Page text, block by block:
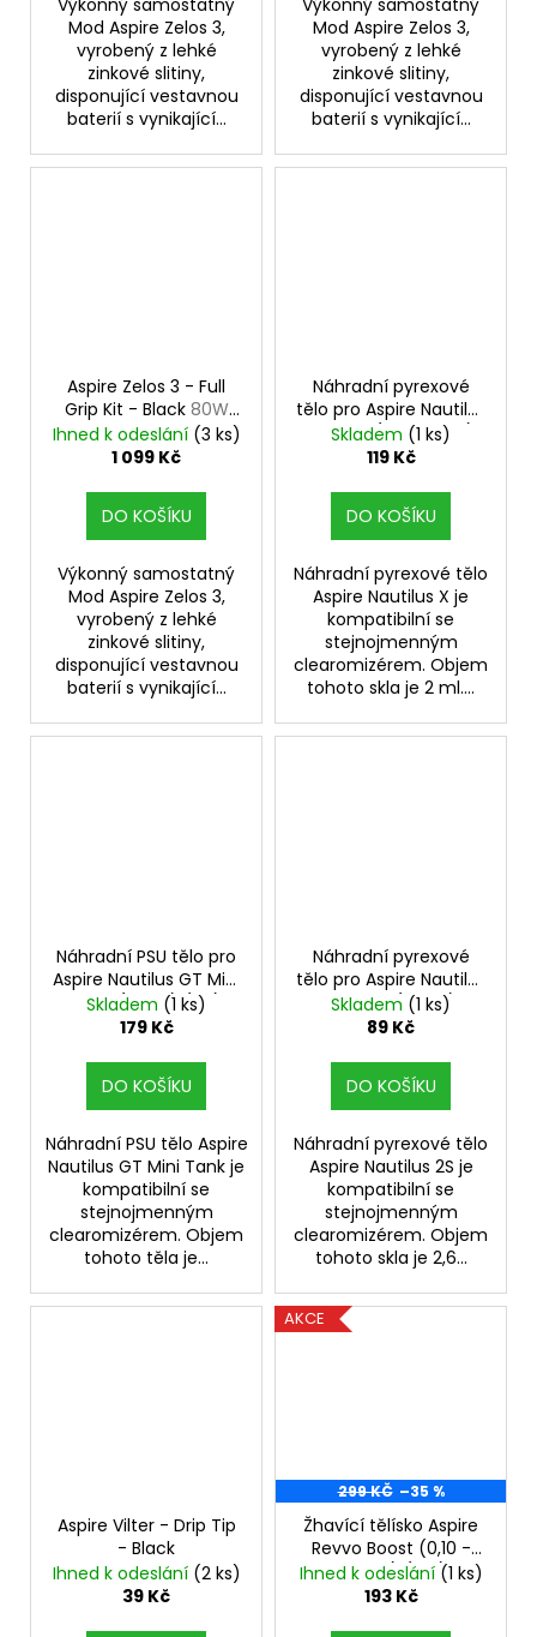
Mod Aspire Zelos 3,
vyrobený z lehké
zinkové slitiny,
disponující vestavnou
baterií s vynikající...
Mod Aspire Zelos 3,
vyrobený z lehké
zinkové slitiny,
disponující vestavnou
baterií s vynikající...
Aspire Zelos 3 - Full
Grip Kit - Black 80W
Mod, 3200mAh
Ihned k odeslání (3 ks)
1 099 Kč
DO KOŠÍKU
Výkonný samostatný
Mod Aspire Zelos 3,
vyrobený z lehké
zinkové slitiny,
disponující vestavnou
baterií s vynikající...
Náhradní pyrexové
tělo pro Aspire Nautilus
X - 2ml (Průhledné)
Skladem (1 ks)
119 Kč
DO KOŠÍKU
Náhradní pyrexové tělo
Aspire Nautilus X je
kompatibilní se
stejnojmenným
clearomizérem. Objem
tohoto skla je 2 ml....
Náhradní PSU tělo pro
Aspire Nautilus GT Mini
Tank (3,5ml) (1ks)
Skladem (1 ks)
179 Kč
DO KOŠÍKU
Náhradní PSU tělo Aspire
Nautilus GT Mini Tank je
kompatibilní se
stejnojmenným
clearomizérem. Objem
tohoto těla je...
Náhradní pyrexové
tělo pro Aspire Nautilus
2S Tank (2,6ml)
Skladem (1 ks)
89 Kč
DO KOŠÍKU
Náhradní pyrexové tělo
Aspire Nautilus 2S je
kompatibilní se
stejnojmenným
clearomizérem. Objem
tohoto skla je 2,6...
Aspire Vilter - Drip Tip
- Black
Ihned k odeslání (2 ks)
39 Kč
AKCE
299 KČ –35 %
Žhavící tělísko Aspire
Revvo Boost (0,10 -
0,14ohm) (3ks) -
VÝPRODEJ.
Ihned k odeslání (1 ks)
193 Kč